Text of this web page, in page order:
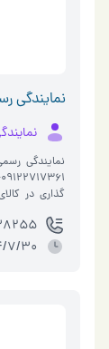
نمایندگی
ف�…
9:07:09